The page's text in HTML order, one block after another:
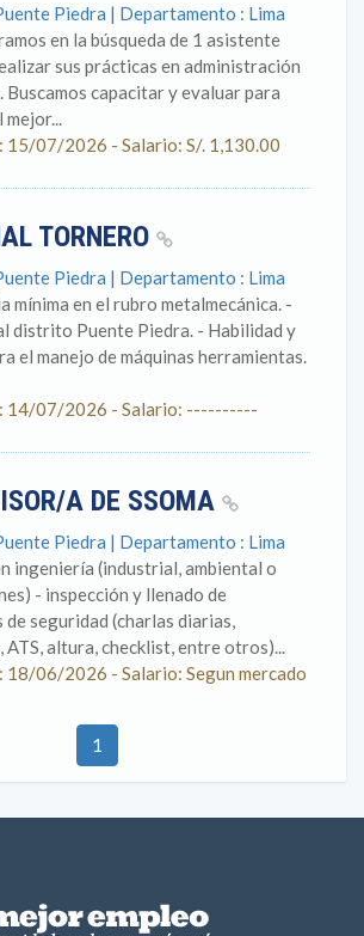
Piedra | Departamento : Lima
en la búsqueda de 1 asistente
sus prácticas en administración
Buscamos capacitar y evaluar para
15/07/2026 - Salario: S/. 1,130.00
TORNERO
Piedra | Departamento : Lima
mínima en el rubro metalmecánica. -
distrito Puente Piedra. - Habilidad y
el manejo de máquinas herramientas.
14/07/2026 - Salario: ----------
A DE SSOMA
Piedra | Departamento : Lima
ingeniería (industrial, ambiental o
- inspección y llenado de
de seguridad (charlas diarias,
ATS, altura, checklist, entre otros)...
18/06/2026 - Salario: Segun mercado
1